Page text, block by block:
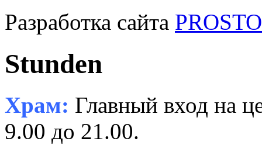
Разработка сайта
Stunden
Храм: Главный вход на
9.00 до 21.00.